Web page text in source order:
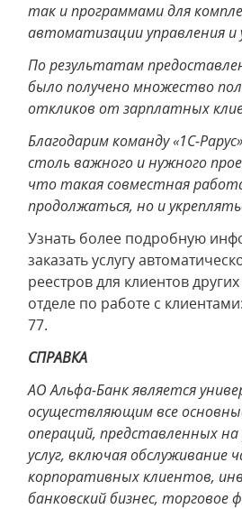
так и программами для
автоматизации управления и
По результатам
было получено множество
откликов от зарплатных
Благодарим команду «1С-
столь важного и нужного
что такая совместная
продолжаться, но и
Узнать более подробную
заказать услугу
реестров для клиентов
отделе по работе с
77.
СПРАВКА
АО Альфа-Банк является
осуществляющим все
операций, представленных
услуг, включая обслуживание
корпоративных клиентов,
банковский бизнес, торговое